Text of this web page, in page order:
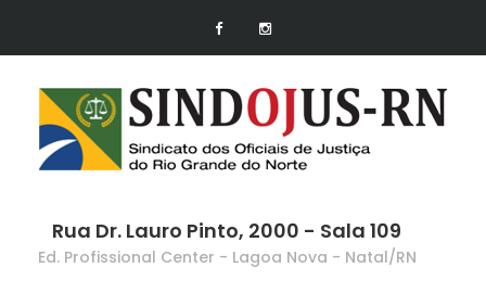
Rua Dr. Lauro Pinto, 2000 - Sala 109
Ed. Profissional Center - Lagoa Nova - Natal/RN